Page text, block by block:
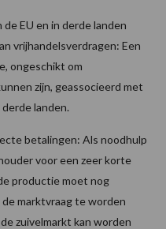
EU en in derde landen
vrijhandelsverdragen: Een
ongeschikt om
zijn, geassocieerd met
landen.
betalingen: Als noodhulp
voor een zeer korte
productie moet nog
marktvraag te worden
zuivelmarkt kan worden